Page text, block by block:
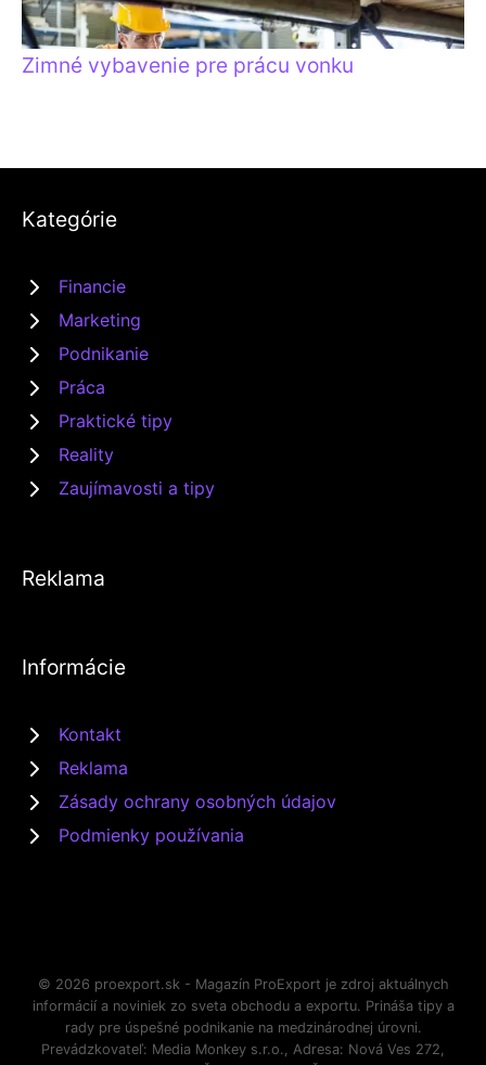
Zimné vybavenie pre prácu vonku
Kategórie
Financie
Marketing
Podnikanie
Práca
Praktické tipy
Reality
Zaujímavosti a tipy
Reklama
Informácie
Kontakt
Reklama
Zásady ochrany osobných údajov
Podmienky používania
© 2026 proexport.sk - Magazín ProExport je zdroj aktuálnych
informácií a noviniek zo sveta obchodu a exportu. Prináša tipy a
rady pre úspešné podnikanie na medzinárodnej úrovni.
Prevádzkovateľ: Media Monkey s.r.o., Adresa: Nová Ves 272,